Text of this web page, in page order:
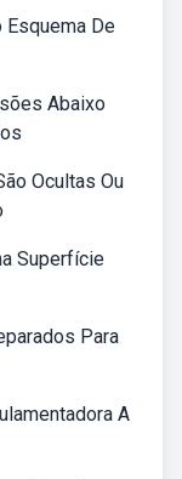
De
Abaixo
Ocultas Ou
Superfície
Para
A